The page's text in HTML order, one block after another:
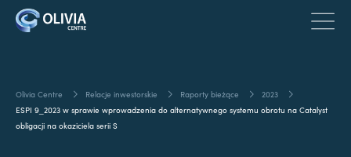
Olivia Centre Relacje inwestorskie Raporty bieżące
2023
ESPI 9_2023 w sprawie wprowadzenia do alternatywnego systemu obrotu na Catalyst
obligacji na okaziciela serii S